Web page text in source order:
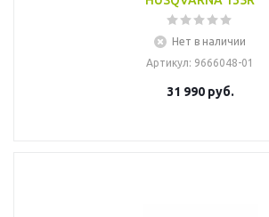
Нет в наличии
Артикул: 9666048-01
31 990руб.